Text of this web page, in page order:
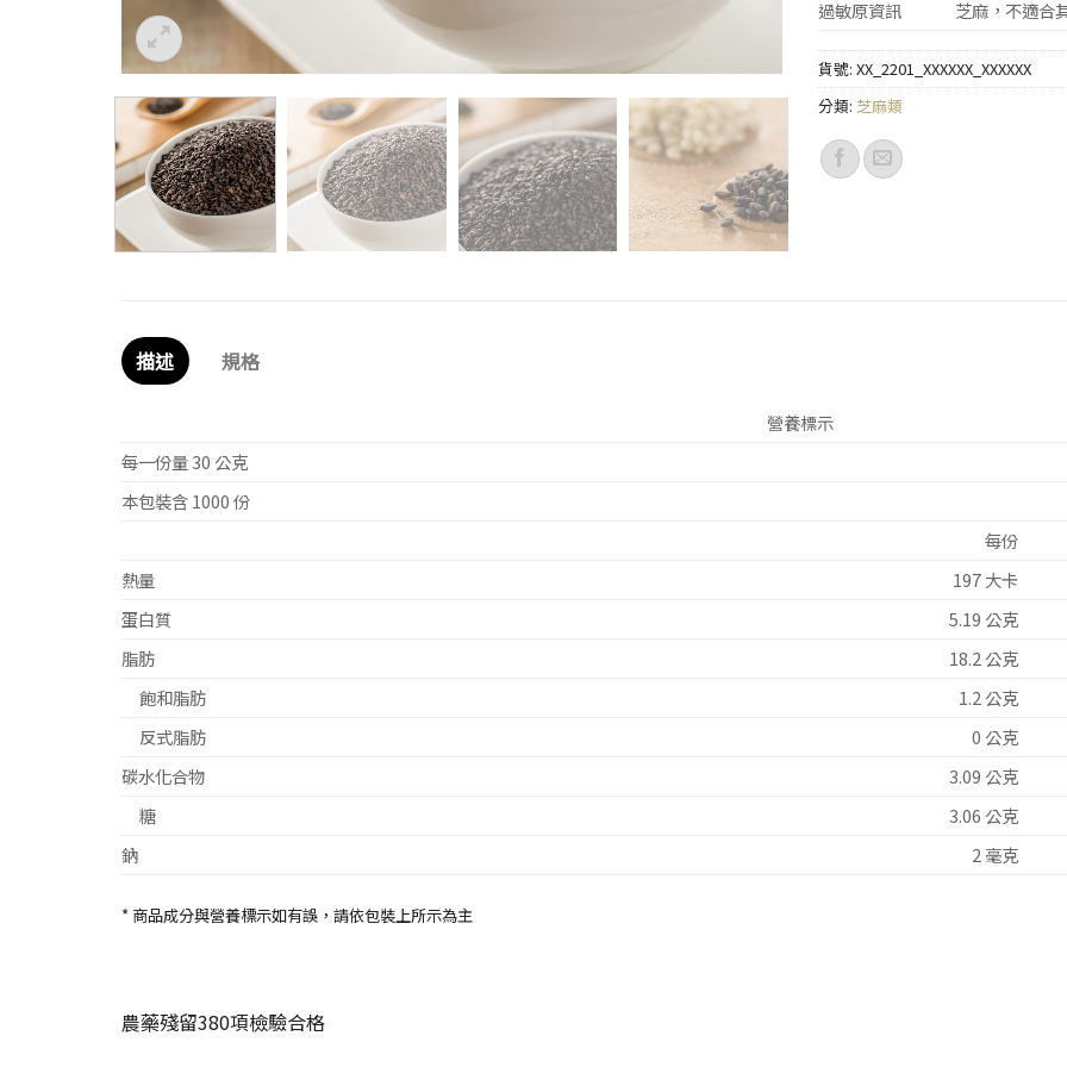
過敏原資訊
芝麻，不適合
貨號: XX_2201_XXXXXX_XXXXXX
分類: 芝麻類
描述 規格
營養標示
每一份量 30 公克
本包裝含 1000 份
每份
熱量
197 大卡
蛋白質
5.19 公克
脂肪
18.2 公克
飽和脂肪
1.2 公克
反式脂肪
0 公克
碳水化合物
3.09 公克
糖
3.06 公克
鈉
2 毫克
* 商品成分與營養標示如有誤，請依包裝上所示為主
農藥殘留380項檢驗合格